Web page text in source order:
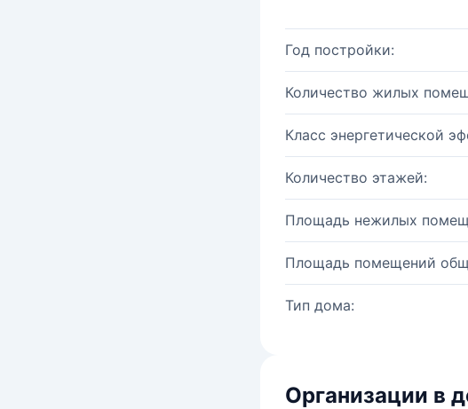
Год постройки:
Количество жилых
Класс энергетической
Количество этажей:
Площадь нежилых
Площадь помещений
Тип дома:
Организации в